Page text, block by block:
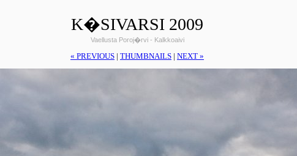
K�SIVARSI 2009
Vaellusta Poroj�rvi - Kalkkoaivi
« PREVIOUS | THUMBNAILS | NEXT »